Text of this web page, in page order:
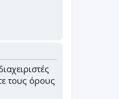
τους όρους